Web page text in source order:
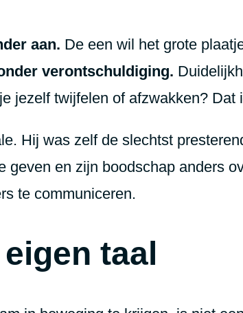
aan. De een wil het grote
verontschuldiging.
jezelf twijfelen of afzwakken?
Hij was zelf de slechtst
geven en zijn boodschap anders
te communiceren.
taal